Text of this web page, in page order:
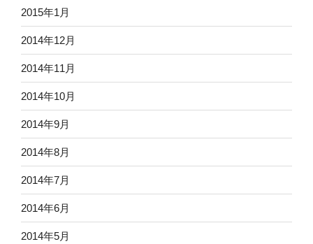
2015年1月
2014年12月
2014年11月
2014年10月
2014年9月
2014年8月
2014年7月
2014年6月
2014年5月